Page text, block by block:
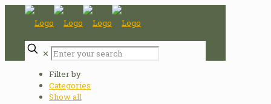
✕
Filter by
Categories
Show all